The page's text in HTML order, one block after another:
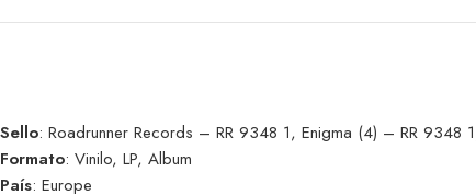
Sello: Roadrunner Records – RR 9348 1, Enigma (4) – RR 9348
Formato: Vinilo, LP, Album
País: Europe